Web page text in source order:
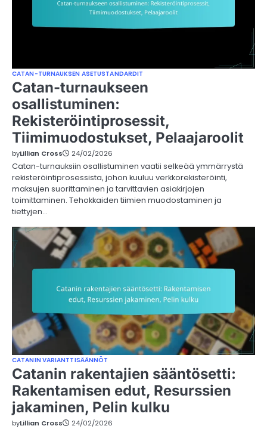
CATAN-TURNAUKSEN ASETUSTANDARDIT
Catan-turnaukseen
osallistuminen:
Rekisteröintiprosessit,
Tiimimuodostukset, Pelaajaroolit
byLillian Cross 24/02/2026
Catan-turnauksiin osallistuminen vaatii selkeää ymmärrystä
rekisteröintiprosessista, johon kuuluu verkkorekisteröinti,
maksujen suorittaminen ja tarvittavien asiakirjojen
toimittaminen. Tehokkaiden tiimien muodostaminen ja
tiettyjen…
CATANIN VARIANTTISÄÄNNÖT
Catanin rakentajien sääntösetti:
Rakentamisen edut, Resurssien
jakaminen, Pelin kulku
byLillian Cross 24/02/2026